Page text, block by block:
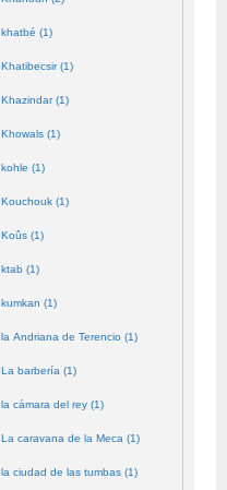
khatbé (1)
Khatibecsir (1)
Khazindar (1)
Khowals (1)
kohle (1)
Kouchouk (1)
Koûs (1)
ktab (1)
kumkan (1)
la Andriana de Terencio (1)
La barbería (1)
la cámara del rey (1)
La caravana de la Meca (1)
la ciudad de las tumbas (1)